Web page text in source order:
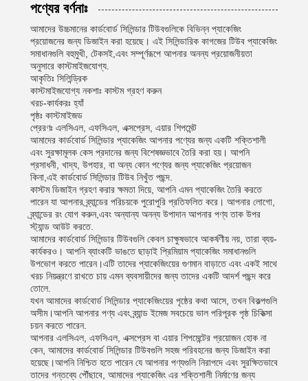
পণ্যের বর্ণনাঃ
আমাদের উচ্চমানের কার্ডবোর্ড সিলিন্ডার টিউবগুলিকে বিভিন্ন প্যাকেজিং
প্রয়োজনের জন্য ডিজাইন করা হয়েছে। এই সিলিন্ডারিক কাগজের টিউব প্যাকেজিং
সমাধানগুলি বহুমুখী, টেকসই,এবং সম্পূর্ণরূপে আপনার অনন্য প্রয়োজনীয়তা
অনুসারে কাস্টমাইজযোগ্য.
আকৃতিঃ সিলিন্ড্রিক
কাস্টমাইজযোগ্য নকশাঃ কাস্টম গ্রহণ করুন
খরচ-কার্যকরঃ হ্যাঁ
পৃষ্ঠঃ কাস্টমাইজড
প্রেরণঃ এলসিএল, এফসিএল, এক্সপ্রেস, এয়ার শিপমেন্ট
আমাদের কার্ডবোর্ড সিলিন্ডার প্যাকেজিং আপনার পণ্যের জন্য একটি শক্তিশালী
এবং সুরক্ষামূলক কেস প্রদানের জন্য বিশেষজ্ঞভাবে তৈরি করা হয়। আপনি
প্রসাধনী, খাদ্য, উপহার, বা অন্য কোন পণ্যের জন্য প্যাকেজিং প্রয়োজন
কিনা,এই কার্ডবোর্ড সিলিন্ডার টিউব নিখুঁত পছন্দ.
কাস্টম ডিজাইন গ্রহণ করার ক্ষমতা দিয়ে, আপনি এমন প্যাকেজিং তৈরি করতে
পারেন যা আপনার ব্র্যান্ডের পরিচয়কে পুরোপুরি প্রতিফলিত করে। আপনার লোগো,
ব্র্যান্ডের রং যোগ করুন,এবং অন্যান্য অনন্য উপাদান আপনার পণ্য তাক উপর
স্ট্যান্ড আউট করতে.
আমাদের কার্ডবোর্ড সিলিন্ডার টিউবগুলি কেবল চাক্ষুষভাবে আকর্ষণীয় নয়, তারা ব্যয়-
কার্যকরও। আপনি ব্যাংকটি ভাঙতে ছাড়াই প্রিমিয়াম প্যাকেজিং সমাধানগুলি
উপভোগ করতে পারেন।এটি তাদের প্যাকেজিংয়ের গুণমান বাড়াতে এবং একই সাথে
খরচ নিয়ন্ত্রণে রাখতে চায় এমন ব্যবসায়ীদের জন্য তাদের একটি আদর্শ পছন্দ করে
তোলে.
যখন আমাদের কার্ডবোর্ড সিলিন্ডার প্যাকেজিংয়ের পৃষ্ঠের কথা আসে, তখন বিকল্পগুলি
অসীম।আপনি আপনার পণ্য এবং ব্র্যান্ড ইমেজ সবচেয়ে ভাল পরিপূরক পৃষ্ঠ চিকিত্সা
চয়ন করতে পারেন.
আপনার এলসিএল, এফসিএল, এক্সপ্রেস বা এয়ার শিপমেন্টের প্রয়োজন হোক না
কেন, আমাদের কার্ডবোর্ড সিলিন্ডার টিউবগুলি সহজ পরিবহনের জন্য ডিজাইন করা
হয়েছে।আপনি নিশ্চিত হতে পারেন যে আপনার পণ্যগুলি নিরাপদে এবং সুরক্ষিতভাবে
তাদের গন্তব্যে পৌঁছাবে, আমাদের প্যাকেজিং এর শক্তিশালী নির্মাণের জন্য